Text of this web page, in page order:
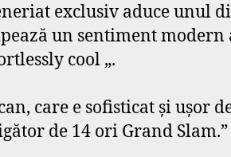
exclusiv aduce unul
un sentiment
cool „.
care e sofisticat şi uşor
de 14 ori Grand Slam.”